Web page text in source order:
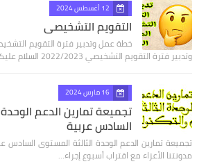
12 أغسطس 2024
التقويم التشخيصي
وتدبير فترة التقويم التشخيصي 2022/2023 السلام عليكم متابعي مو…
16 مارس 2024
تجميعة تمارين الدعم
السادس عربية
تجميعة تمارين الدعم الوحدة الثالثة المستوى السادس
مدونتنا الأعزاء مع اقتراب أسبوع إجراء…